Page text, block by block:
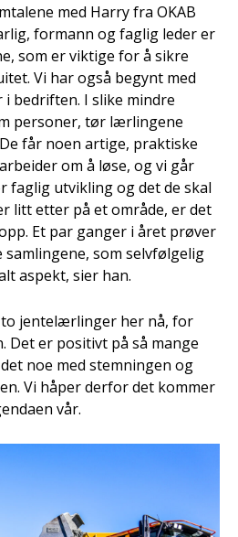
med Harry fra OKAB
formann og faglig leder er
som er viktige for å sikre
Vi har også begynt med
bedriften. I slike mindre
personer, tør lærlingene
får noen artige, praktiske
om å løse, og vi går
faglig utvikling og det de skal
litt etter på et område, er det
Et par ganger i året prøver
som selvfølgelig
aspekt, sier han.
jentelærlinger her nå, for
Det er positivt på så mange
noe med stemningen og
Vi håper derfor det kommer
vår.